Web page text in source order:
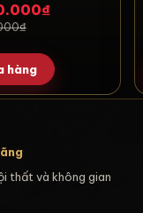
hàng
thất và không gian